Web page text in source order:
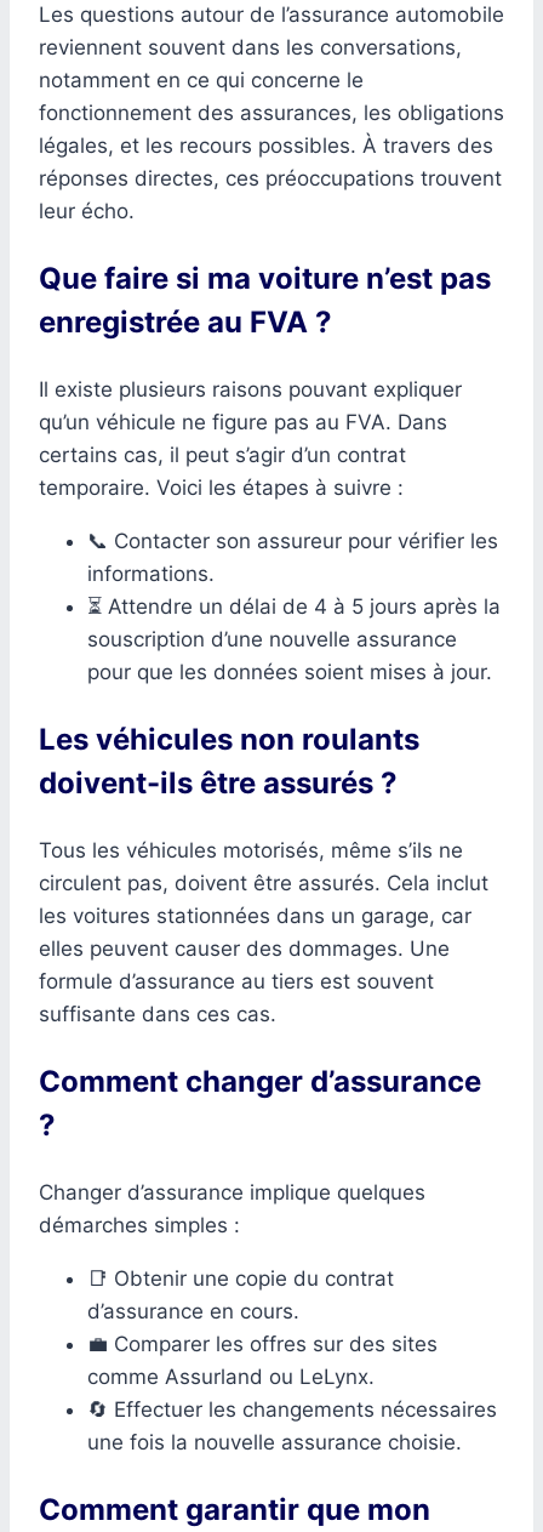
Les questions autour de l’assurance automobile
reviennent souvent dans les conversations,
notamment en ce qui concerne le
fonctionnement des assurances, les obligations
légales, et les recours possibles. À travers des
réponses directes, ces préoccupations trouvent
leur écho.
Que faire si ma voiture n’est pas
enregistrée au FVA ?
Il existe plusieurs raisons pouvant expliquer
qu’un véhicule ne figure pas au FVA. Dans
certains cas, il peut s’agir d’un contrat
temporaire. Voici les étapes à suivre :
📞 Contacter son assureur pour vérifier les
informations.
⏳ Attendre un délai de 4 à 5 jours après la
souscription d’une nouvelle assurance
pour que les données soient mises à jour.
Les véhicules non roulants
doivent-ils être assurés ?
Tous les véhicules motorisés, même s’ils ne
circulent pas, doivent être assurés. Cela inclut
les voitures stationnées dans un garage, car
elles peuvent causer des dommages. Une
formule d’assurance au tiers est souvent
suffisante dans ces cas.
Comment changer d’assurance
?
Changer d’assurance implique quelques
démarches simples :
📑 Obtenir une copie du contrat
d’assurance en cours.
💼 Comparer les offres sur des sites
comme Assurland ou LeLynx.
🔄 Effectuer les changements nécessaires
une fois la nouvelle assurance choisie.
Comment garantir que mon